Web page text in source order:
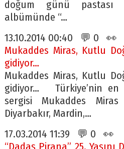
doğum günü pastası
albümünde “…
13.10.2014 00:40 💬 0 👀
Mukaddes Miras, Kutlu
gidiyor…
Mukaddes Miras, Kutlu
gidiyor… Türkiye’nin en
sergisi Mukaddes
Diyarbakır, Mardin,…
17.03.2014 11:39 💬 0 👀